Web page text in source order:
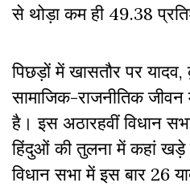
से थोड़ा कम ही 49.38
पिछड़ों में खासतौर पर
सामाजिक-राजनीतिक जीवन
है। इस अठारहवीं विधान
हिंदुओं की तुलना में कहां
विधान सभा में इस बार 26